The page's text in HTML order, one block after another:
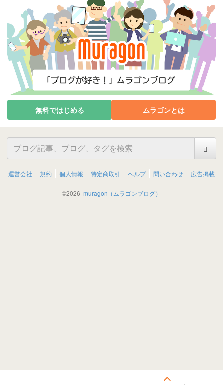
無料ではじめる ムラゴンとは
運営会社 規約 個人情報 特定商取引 ヘルプ 問い合わせ 広告掲載
©2026 muragon（ムラゴンブログ）